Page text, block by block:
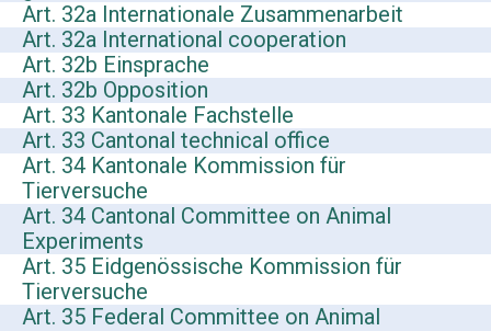
Art. 32a Internationale Zusammenarbeit
Art. 32a International cooperation
Art. 32b Einsprache
Art. 32b Opposition
Art. 33 Kantonale Fachstelle
Art. 33 Cantonal technical office
Art. 34 Kantonale Kommission für
Tierversuche
Art. 34 Cantonal Committee on Animal
Experiments
Art. 35 Eidgenössische Kommission für
Tierversuche
Art. 35 Federal Committee on Animal